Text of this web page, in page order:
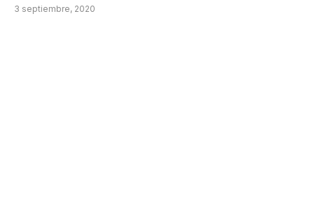
3 septiembre, 2020